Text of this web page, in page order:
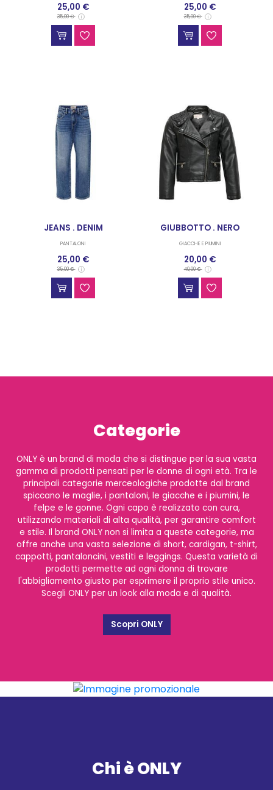
25,00 €
35,00 €
25,00 €
35,00 €
JEANS . DENIM
PANTALONI
25,00 €
35,00 €
GIUBBOTTO . NERO
GIACCHE E PIUMINI
20,00 €
40,00 €
Categorie
ONLY è un brand di moda che si distingue per la sua vasta
gamma di prodotti pensati per le donne di ogni età. Tra le
principali categorie merceologiche prodotte dal brand
spiccano le maglie, i pantaloni, le giacche e i piumini, le
felpe e le gonne. Ogni capo è realizzato con cura,
utilizzando materiali di alta qualità, per garantire comfort
e stile. Il brand ONLY non si limita a queste categorie, ma
offre anche una vasta selezione di short, cardigan, t-shirt,
cappotti, pantaloncini, vestiti e leggings. Questa varietà di
prodotti permette ad ogni donna di trovare
l'abbigliamento giusto per esprimere il proprio stile unico.
Scegli ONLY per un look alla moda e di qualità.
Scopri ONLY
Chi è ONLY